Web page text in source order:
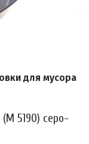
для мусора
5190) серо-